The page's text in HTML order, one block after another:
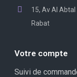
15, Av Al Abtal
Rabat
Votre compte
Suivi de